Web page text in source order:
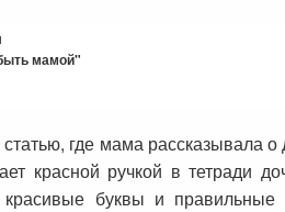
мамой"
где мама рассказывала
красной ручкой в тетради
буквы и правильные